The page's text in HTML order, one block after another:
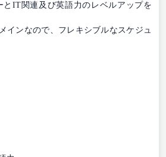
とIT関連及び英語力のレベルアップを
インなので、フレキシブルなスケジュ